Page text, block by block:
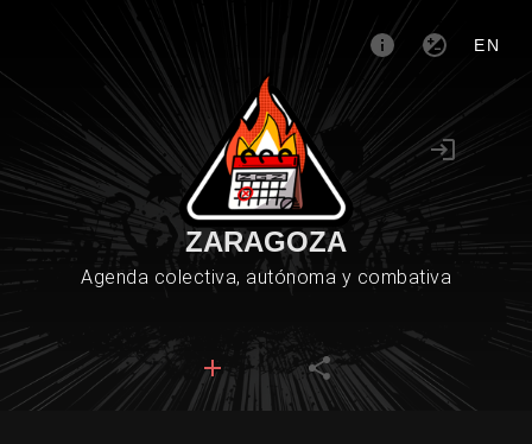
EN
ZARAGOZA
Agenda colectiva, autónoma y combativa